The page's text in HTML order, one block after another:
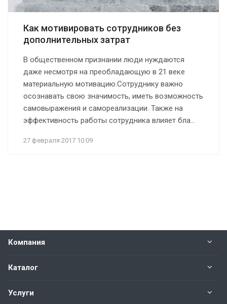
Как мотивировать сотрудников без
дополнительных затрат
В общественном признании люди нуждаются
даже несмотря на преобладающую в 21 веке
материальную мотивацию.Сотруднику важно
осознавать свою значимость, иметь возможность
самовыражения и самореализации. Также на
эффективность работы сотрудника влияет бла...
27 февраля 2017 10:09
Компания
Каталог
Услуги